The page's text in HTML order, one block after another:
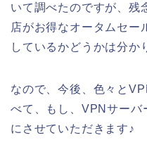
いて調べたのですが、残
店がお得なオータムセー
しているかどうかは分か
なので、今後、色々と
べて、もし、VPNサーバ
にさせていただきます♪